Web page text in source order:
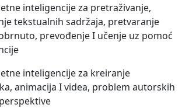
inteligencije za pretraživanje,
tekstualnih sadržaja, pretvaranje
prevođenje I učenje uz pomoć
inteligencije za kreiranje
animacija I videa, problem autorskih